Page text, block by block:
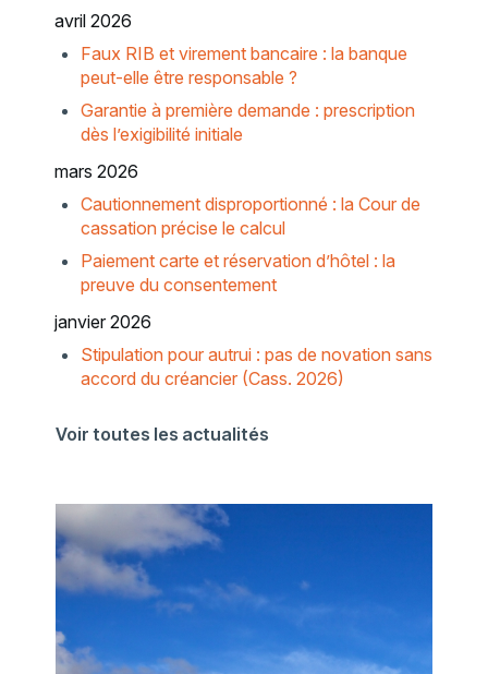
avril 2026
Faux RIB et virement bancaire : la banque
peut-elle être responsable ?
Garantie à première demande : prescription
dès l’exigibilité initiale
mars 2026
Cautionnement disproportionné : la Cour de
cassation précise le calcul
Paiement carte et réservation d’hôtel : la
preuve du consentement
janvier 2026
Stipulation pour autrui : pas de novation sans
accord du créancier (Cass. 2026)
Voir toutes les actualités